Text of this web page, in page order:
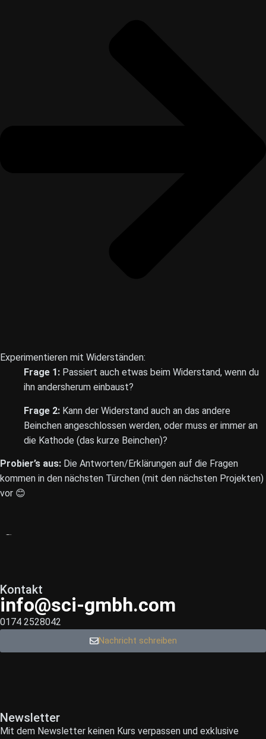
Experimentieren mit Widerständen:
Frage 1: Passiert auch etwas beim Widerstand, wenn du
ihn andersherum einbaust?
Frage 2: Kann der Widerstand auch an das andere
Beinchen angeschlossen werden, oder muss er immer an
die Kathode (das kurze Beinchen)?
Probier’s aus: Die Antworten/Erklärungen auf die Fragen
kommen in den nächsten Türchen (mit den nächsten Projekten)
vor 😊
Kontakt
info@sci-gmbh.com
0174 2528042
Nachricht schreiben
Newsletter
Mit dem Newsletter keinen Kurs verpassen und exklusive